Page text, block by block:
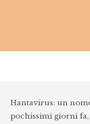
Hantavirus: un
pochissimi giorni